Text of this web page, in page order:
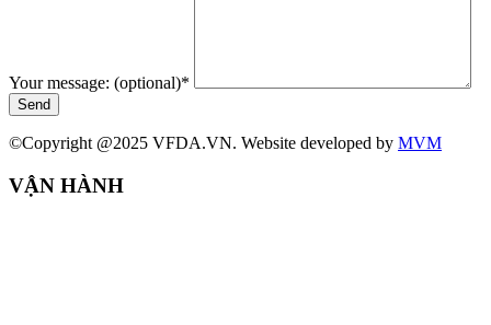
Your message: (optional)*
Send
©Copyright @2025 VFDA.VN. Website developed by MVM
VẬN HÀNH